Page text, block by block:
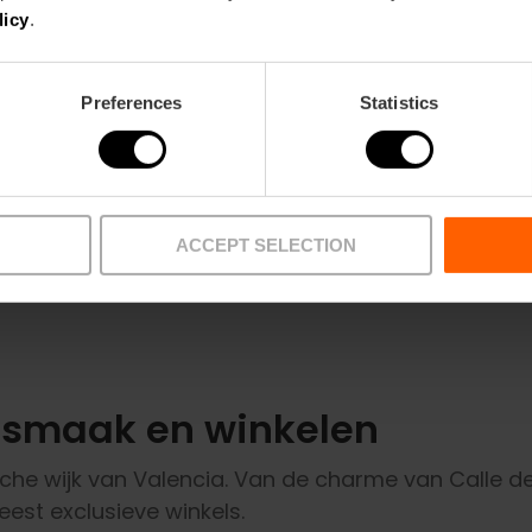
.
Preferences Statistics
ACCEPT SELECTION
maken het een echte blikvanger.
Bekijk meer
en winkelen
wijk van Valencia. Van de charme van Calle
exclusieve winkels.